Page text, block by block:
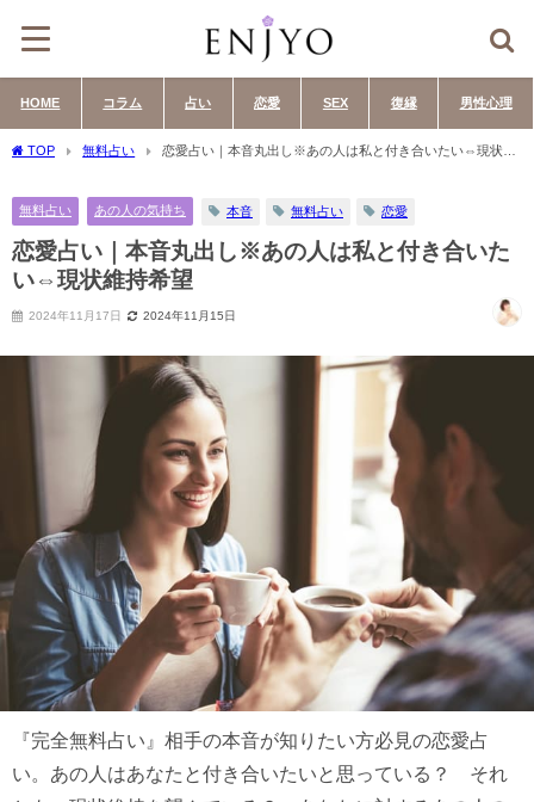
HOME コラム 占い 恋愛 SEX 復縁 男性心理
TOP 無料占い
恋愛占い｜本音丸出し※あの人は私と付き合いたい⇔現状維
無料占い あの人の気持ち 本音 無料占い 恋愛
恋愛占い｜本音丸出し※あの人は私と付き合いた
い⇔現状維持希望
2024年11月17日 2024年11月15日
『完全無料占い』相手の本音が知りたい方必見の恋愛占
い。あの人はあなたと付き合いたいと思っている？ それ